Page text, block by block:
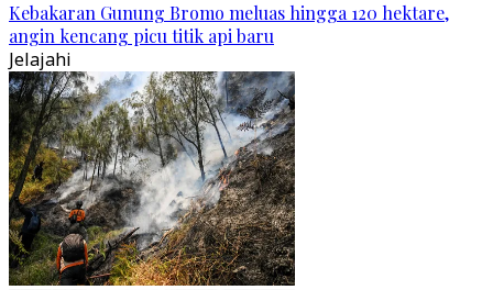
Kebakaran Gunung Bromo meluas hingga 120 hektare,
angin kencang picu titik api baru
Jelajahi